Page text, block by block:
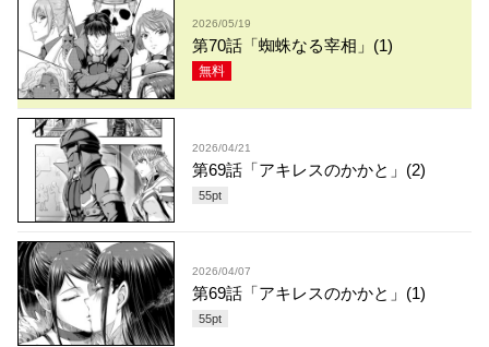
2026/05/19
第70話「蜘蛛なる宰相」(1)
無料
2026/04/21
第69話「アキレスのかかと」(2)
55pt
2026/04/07
第69話「アキレスのかかと」(1)
55pt